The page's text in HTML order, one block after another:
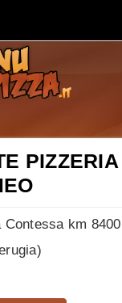
PIZZERIA
Contessa km
)